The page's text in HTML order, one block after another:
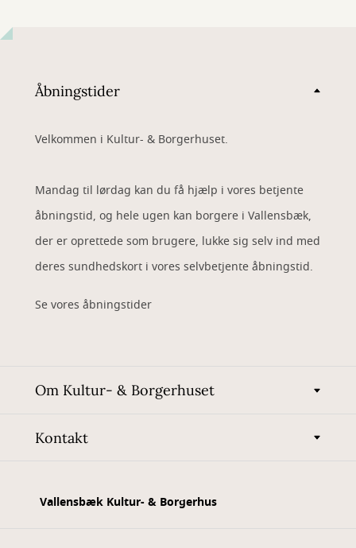
Åbningstider
Velkommen i Kultur- & Borgerhuset.
Mandag til lørdag kan du få hjælp i vores betjente
åbningstid, og hele ugen kan borgere i Vallensbæk,
der er oprettede som brugere, lukke sig selv ind med
deres sundhedskort i vores selvbetjente åbningstid.
Se vores åbningstider
Om Kultur- & Borgerhuset
Kontakt
Vallensbæk Kultur- & Borgerhus